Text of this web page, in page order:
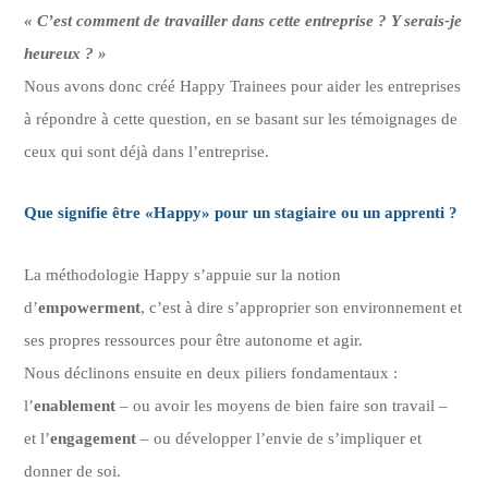
« C’est comment de travailler dans cette entreprise ? Y serais-je
heureux ? »
Nous avons donc créé Happy Trainees pour aider les entreprises
à répondre à cette question, en se basant sur les témoignages de
ceux qui sont déjà dans l’entreprise.
Que signifie être «Happy» pour un stagiaire ou un apprenti ?
La méthodologie Happy s’appuie sur la notion
d’empowerment, c’est à dire s’approprier son environnement et
ses propres ressources pour être autonome et agir.
Nous déclinons ensuite en deux piliers fondamentaux :
l’enablement– ou avoir les moyens de bien faire son travail –
et l’engagement– ou développer l’envie de s’impliquer et
donner de soi.